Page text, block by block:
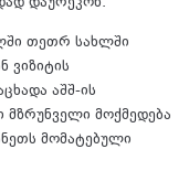
თეთრ სახლში
ვიზიტის
აშშ-ის
მზრუნველი მოქმედება
მომატებული